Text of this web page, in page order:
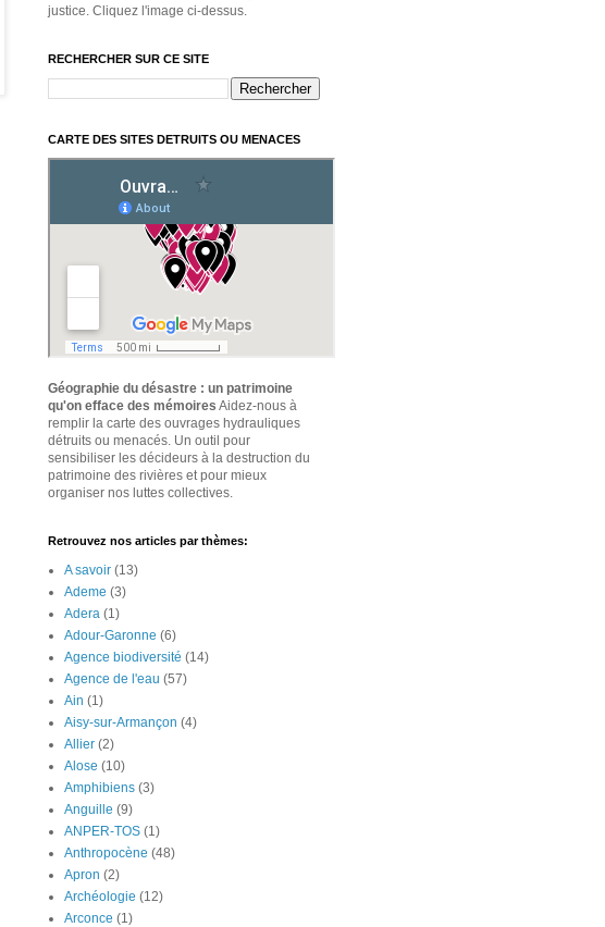
justice. Cliquez l'image ci-dessus.
RECHERCHER SUR CE SITE
CARTE DES SITES DETRUITS OU MENACES
Géographie du désastre : un patrimoine
qu'on efface des mémoires Aidez-nous à
remplir la carte des ouvrages hydrauliques
détruits ou menacés. Un outil pour
sensibiliser les décideurs à la destruction du
patrimoine des rivières et pour mieux
organiser nos luttes collectives.
Retrouvez nos articles par thèmes:
A savoir (13)
Ademe (3)
Adera (1)
Adour-Garonne (6)
Agence biodiversité (14)
Agence de l'eau (57)
Ain (1)
Aisy-sur-Armançon (4)
Allier (2)
Alose (10)
Amphibiens (3)
Anguille (9)
ANPER-TOS (1)
Anthropocène (48)
Apron (2)
Archéologie (12)
Arconce (1)